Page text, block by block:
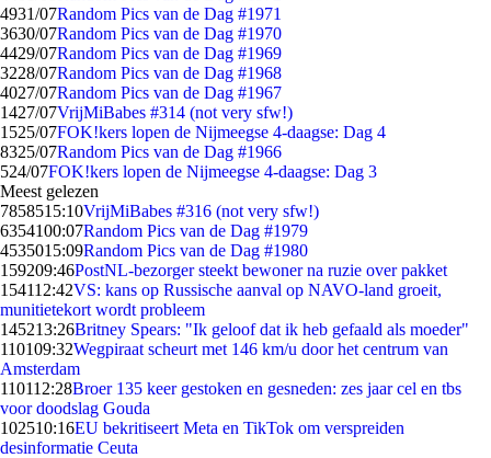
4931/07Random Pics van de Dag #1971
3630/07Random Pics van de Dag #1970
4429/07Random Pics van de Dag #1969
3228/07Random Pics van de Dag #1968
4027/07Random Pics van de Dag #1967
1427/07VrijMiBabes #314 (not very sfw!)
1525/07FOK!kers lopen de Nijmeegse 4-daagse: Dag 4
8325/07Random Pics van de Dag #1966
524/07FOK!kers lopen de Nijmeegse 4-daagse: Dag 3
Meest gelezen
7858515:10VrijMiBabes #316 (not very sfw!)
6354100:07Random Pics van de Dag #1979
4535015:09Random Pics van de Dag #1980
159209:46PostNL-bezorger steekt bewoner na ruzie over pakket
154112:42VS: kans op Russische aanval op NAVO-land groeit,
munitietekort wordt probleem
145213:26Britney Spears: "Ik geloof dat ik heb gefaald als moeder"
110109:32Wegpiraat scheurt met 146 km/u door het centrum van
Amsterdam
110112:28Broer 135 keer gestoken en gesneden: zes jaar cel en tbs
voor doodslag Gouda
102510:16EU bekritiseert Meta en TikTok om verspreiden
desinformatie Ceuta